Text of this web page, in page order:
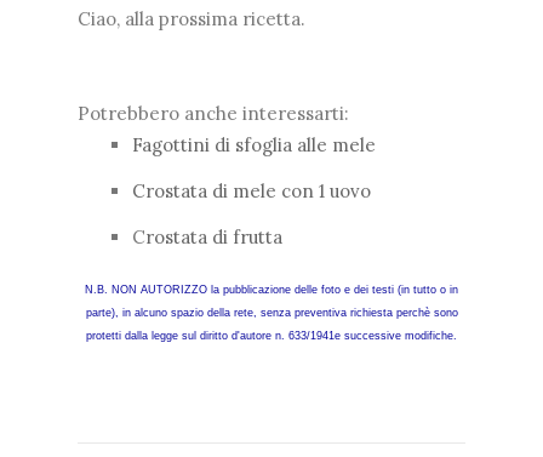
Ciao, alla prossima ricetta.
Potrebbero anche interessarti:
Fagottini di sfoglia alle mele
Crostata di mele con 1 uovo
Crostata di frutta
N.B. NON AUTORIZZO la pubblicazione delle foto e dei testi (in tutto o in
parte), in alcuno spazio della rete, senza preventiva richiesta perchè sono
protetti dalla legge sul diritto d'autore n. 633/1941e successive modifiche.